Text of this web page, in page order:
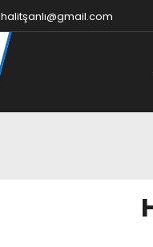
halitşanlı@gmail.com